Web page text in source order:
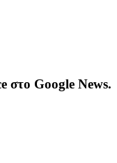
στο Google News.